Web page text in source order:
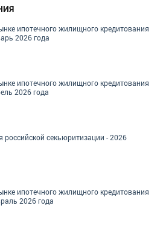
ипотечного жилищного кредитования
2026 года
ипотечного жилищного кредитования
2026 года
российской секьюритизации - 2026
ипотечного жилищного кредитования
2026 года